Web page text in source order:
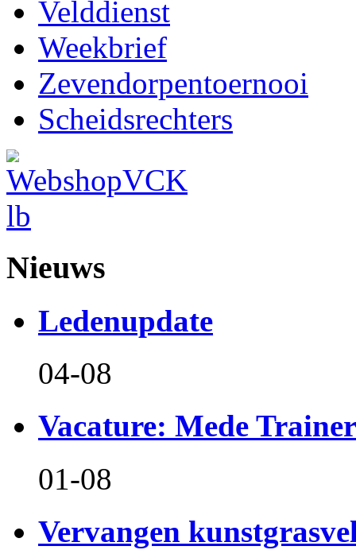
Velddienst
Weekbrief
Zevendorpentoernooi
Scheidsrechters
Nieuws
Ledenupdate
04-08
Vacature: Mede
01-08
Vervangen